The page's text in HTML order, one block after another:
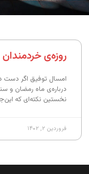
روزه‌ی خردمندان
امسال توفیق اگر دست
درباره‌ی ماه رمضان و
نخستین نکته‌ای که
فروردین ۲, ۱۴۰۲